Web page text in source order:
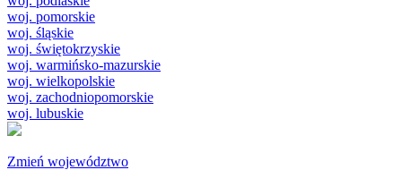
woj. pomorskie
woj. śląskie
woj. świętokrzyskie
woj. warmińsko-mazurskie
woj. wielkopolskie
woj. zachodniopomorskie
woj. lubuskie
Zmień województwo